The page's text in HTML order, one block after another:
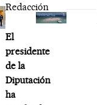
Redacción
El
presidente
de la
Diputación
ha